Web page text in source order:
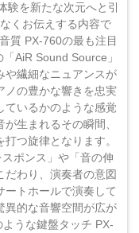
験を新たな次元へと引
くお伝えする内容で
質 PX-760の最も注目
AiR Sound Source」
や繊細なニュアンスが
ノの豊かな響きを忠実
ているかのような感覚
生まれるその瞬間、
つ旋律となります。
ポンス」や「音の伸
だわり、演奏者の意図
ートホールで演奏して
異的な音響空間が広が
うな鍵盤タッチ PX-